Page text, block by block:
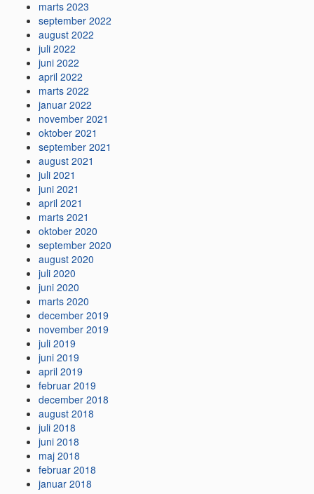
marts 2023
september 2022
august 2022
juli 2022
juni 2022
april 2022
marts 2022
januar 2022
november 2021
oktober 2021
september 2021
august 2021
juli 2021
juni 2021
april 2021
marts 2021
oktober 2020
september 2020
august 2020
juli 2020
juni 2020
marts 2020
december 2019
november 2019
juli 2019
juni 2019
april 2019
februar 2019
december 2018
august 2018
juli 2018
juni 2018
maj 2018
februar 2018
januar 2018